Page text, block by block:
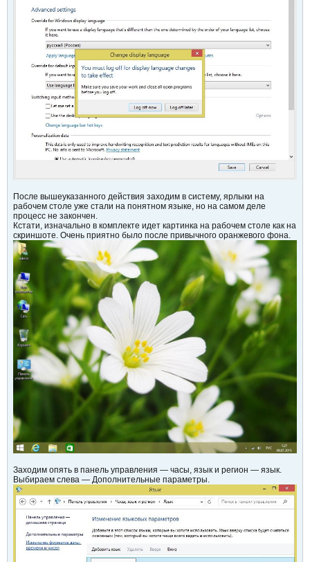
После вышеуказанного действия заходим в систему, ярлыки на
рабочем столе уже стали на понятном языке, но на самом деле
процесс не закончен.
Кстати, изначально в комплекте идет картинка на рабочем столе как на
скриншоте. Очень приятно было после привычного оранжевого фона.
Заходим опять в панель управления — часы, язык и регион — язык.
Выбираем слева — Дополнительные параметры.